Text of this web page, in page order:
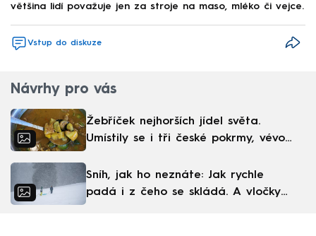
většina lidí považuje jen za stroje na maso, mléko či vejce.
Vstup do diskuze
Návrhy pro vás
Žebříček nejhorších jídel světa.
Umístily se i tři české pokrmy, vévodí
Sníh, jak ho neznáte: Jak rychle
padá i z čeho se skládá. A vločky